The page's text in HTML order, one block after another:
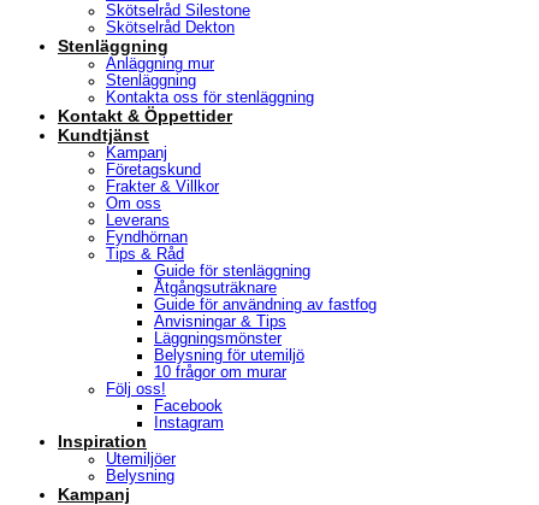
Skötselråd Silestone
Skötselråd Dekton
Stenläggning
Anläggning mur
Stenläggning
Kontakta oss för stenläggning
Kontakt & Öppettider
Kundtjänst
Kampanj
Företagskund
Frakter & Villkor
Om oss
Leverans
Fyndhörnan
Tips & Råd
Guide för stenläggning
Åtgångsuträknare
Guide för användning av fastfog
Anvisningar & Tips
Läggningsmönster
Belysning för utemiljö
10 frågor om murar
Följ oss!
Facebook
Instagram
Inspiration
Utemiljöer
Belysning
Kampanj